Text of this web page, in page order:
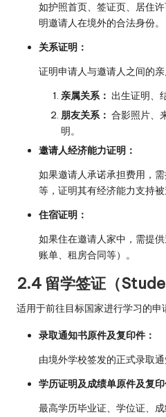
如护照首页、签证页、居住
明邀请人在境外的合法身份。
关系证明：
证明申请人与邀请人之间的亲
亲属关系： 出生证明、
朋友关系： 合影照片、
明。
邀请人经济能力证明：
如果邀请人承诺承担费用，
等，证明其有经济能力支持被
住宿证明：
如果住在邀请人家中，需提
账单、租房合同等）。
2.4 留学签证（
适用于前往目标国家进行学习的申
录取通知书原件及复印件：
由境外学校签发的正式录取通
学历证明及成绩单原件及复印
最高学历毕业证、学位证、